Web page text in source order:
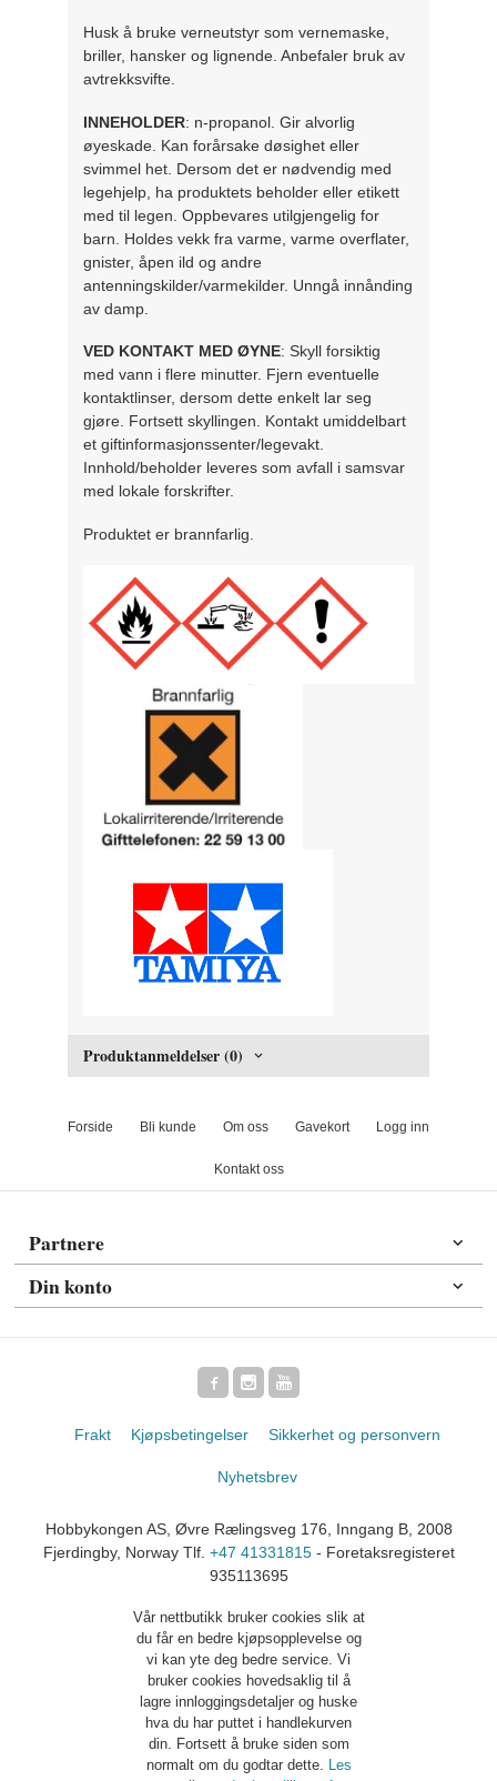
Husk å bruke verneutstyr som vernemaske,
briller, hansker og lignende. Anbefaler bruk av
avtrekksvifte.
INNEHOLDER: n-propanol. Gir alvorlig
øyeskade. Kan forårsake døsighet eller
svimmel het. Dersom det er nødvendig med
legehjelp, ha produktets beholder eller etikett
med til legen. Oppbevares utilgjengelig for
barn. Holdes vekk fra varme, varme overflater,
gnister, åpen ild og andre
antenningskilder/varmekilder. Unngå innånding
av damp.
VED KONTAKT MED ØYNE: Skyll forsiktig
med vann i flere minutter. Fjern eventuelle
kontaktlinser, dersom dette enkelt lar seg
gjøre. Fortsett skyllingen. Kontakt umiddelbart
et giftinformasjonssenter/legevakt.
Innhold/beholder leveres som avfall i samsvar
med lokale forskrifter.
Produktet er brannfarlig.
Produktanmeldelser (0)
Forside Bli kunde Om oss Gavekort Logg inn
Kontakt oss
Partnere
Din konto
Frakt Kjøpsbetingelser Sikkerhet og personvern
Nyhetsbrev
Hobbykongen AS, Øvre Rælingsveg 176, Inngang B, 2008
Fjerdingby, Norway Tlf. +47 41331815- Foretaksregisteret
935113695
Vår nettbutikk bruker cookies slik at
du får en bedre kjøpsopplevelse og
vi kan yte deg bedre service. Vi
bruker cookies hovedsaklig til å
lagre innloggingsdetaljer og huske
hva du har puttet i handlekurven
din. Fortsett å bruke siden som
normalt om du godtar dette. Les